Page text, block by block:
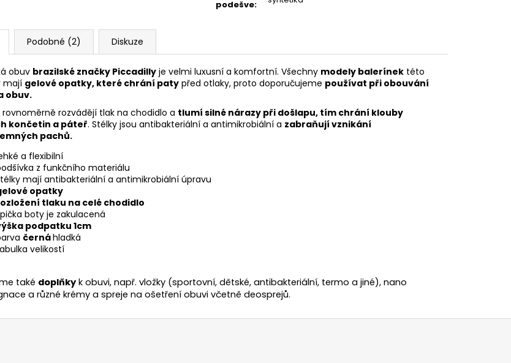
podešve:
Podobné (2) Diskuze
obuv brazilské značky Piccadilly je velmi luxusní a komfortní. Všechny modely balerínek této
mají gelové opatky, které chrání paty před otlaky, proto doporučujeme používat při obouvání
obuv.
rovnoměrně rozvádějí tlak na chodidlo a tlumí silné nárazy při došlapu, tím chrání klouby
končetin a páteř. Stélky jsou antibakteriální a antimikrobiální a zabraňují vznikání
pachů.
a flexibilní
z funkčního materiálu
mají antibakteriální a antimikrobiální úpravu
opatky
tlaku na celé chodidlo
boty je zakulacená
podpatku 1cm
černáhladká
velikostí
také doplňky k obuvi, např. vložky (sportovní, dětské, antibakteriální, termo a jiné), nano
a různé krémy a spreje na ošetření obuvi včetně deosprejů.